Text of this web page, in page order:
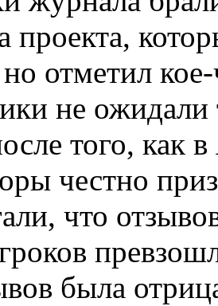
проекта,
но отметил
не ожидали
того, как
честно
что
была